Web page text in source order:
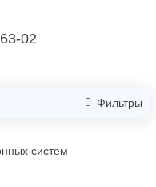
02
Фильтры
систем